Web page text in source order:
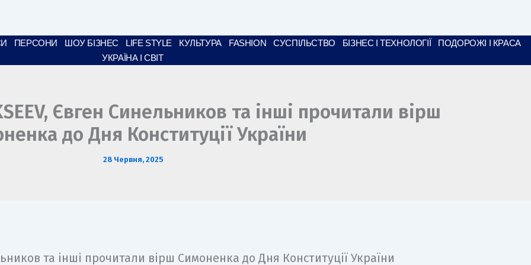
ПЕРСОНИ ШОУ БІЗНЕС LIFE STYLE КУЛЬТУРА FASHION СУСПІЛЬСТВО БІЗНЕС І ТЕХНОЛОГІЇ
ПОДОРОЖІ І КРАСА
УКРАЇНА І СВІТ
Євген Синельников та інші прочитали вірш
до Дня Конституції України
28 Червня, 2025